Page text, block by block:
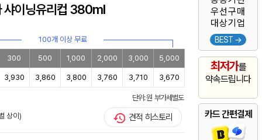
우선구매
대상기업
BEST →
최저가를
약속드립니다
카드 간편결제
샤이닝유리컵 380ml
100개 이상 무료
300 500 1,000 2,000 3,000 5,000
3,930 3,860 3,800 3,760 3,710 3,670
단위: 원 부가세별도
상이) 견적 히스토리